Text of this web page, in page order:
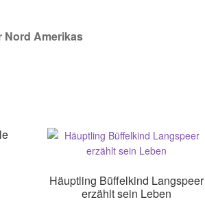
Nord Amerikas
Häuptling Büffelkind Langspeer
erzählt sein Leben